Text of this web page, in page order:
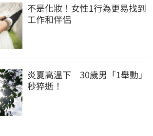
不是化妝！女性1行為更易找到
工作和伴侶
炎夏高溫下　30歲男「1舉動」
秒猝逝！